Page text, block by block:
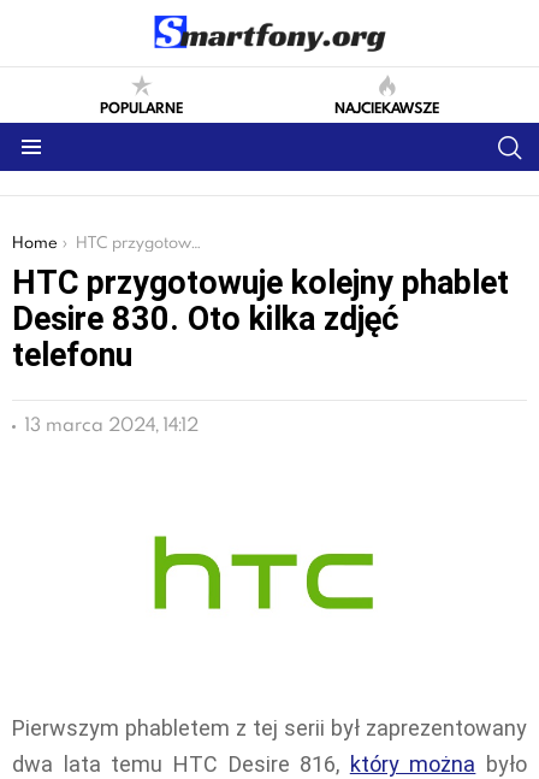
POPULARNE NAJCIEKAWSZE
You are here:
Home HTC przygotowuje kolejny phablet Desire 830. Oto kilka zdjęć telefonu
HTC przygotowuje kolejny phablet
Desire 830. Oto kilka zdjęć
telefonu
13 marca 2024, 14:12
Pierwszym phabletem z tej serii był zaprezentowany
dwa lata temu HTC Desire 816, który można było